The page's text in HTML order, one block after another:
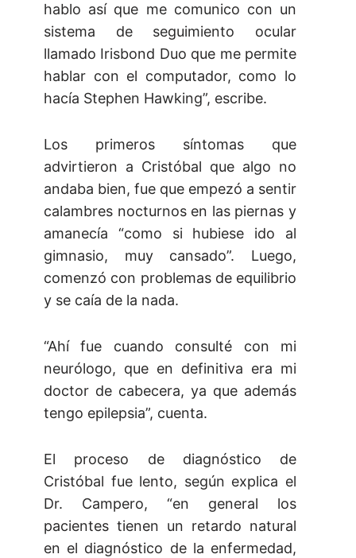
hablo así que me comunico con un
sistema de seguimiento ocular
llamado Irisbond Duo que me permite
hablar con el computador, como lo
hacía Stephen Hawking”, escribe.
Los primeros síntomas que
advirtieron a Cristóbal que algo no
andaba bien, fue que empezó a sentir
calambres nocturnos en las piernas y
amanecía “como si hubiese ido al
gimnasio, muy cansado”. Luego,
comenzó con problemas de equilibrio
y se caía de la nada.
“Ahí fue cuando consulté con mi
neurólogo, que en definitiva era mi
doctor de cabecera, ya que además
tengo epilepsia”, cuenta.
El proceso de diagnóstico de
Cristóbal fue lento, según explica el
Dr. Campero, “en general los
pacientes tienen un retardo natural
en el diagnóstico de la enfermedad,